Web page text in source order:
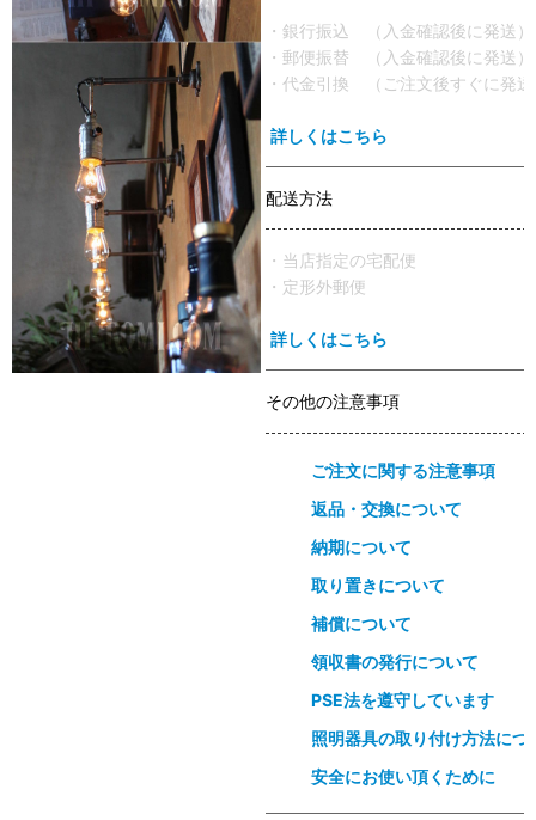
・銀行振込 （入金確認後に発送）
・郵便振替 （入金確認後に発送）
・代金引換 （ご注文後すぐに発
詳しくはこちら
配送方法
・当店指定の宅配便
・定形外郵便
詳しくはこちら
その他の注意事項
ご注文に関する注意事項
返品・交換について
納期について
取り置きについて
補償について
領収書の発行について
PSE法を遵守しています
照明器具の取り付け方法につ
安全にお使い頂くために